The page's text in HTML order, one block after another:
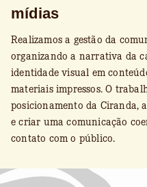
mídias
Realizamos a gestão da
organizando a narrativa da
identidade visual em
materiais impressos. O
posicionamento da Ciranda,
e criar uma comunicação
contato com o público.